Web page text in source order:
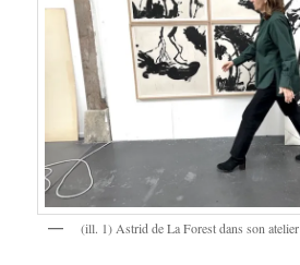
(ill. 1) Astrid de La Forest dans son atelier